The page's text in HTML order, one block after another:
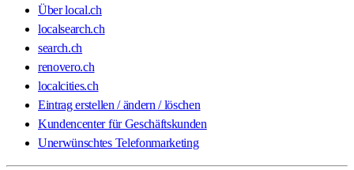
Über local.ch
localsearch.ch
search.ch
renovero.ch
localcities.ch
Eintrag erstellen / ändern / löschen
Kundencenter für Geschäftskunden
Unerwünschtes Telefonmarketing